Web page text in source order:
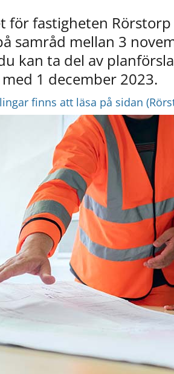
för fastigheten
samråd mellan 3
kan ta del av
1 december 2023.
finns att läsa på sidan